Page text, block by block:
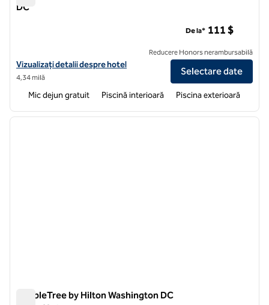
DC
Vizualizați detaliile hotelului pentru Embassy Suites by Hilton
Vizualizați detalii despre hotel
4,34 milă
De la* 111 $
Reducere Honors nerambursabilă
Selectare date
Mic dejun gratuit Piscină interioară Piscina exterioară
1 din 12
DoubleTree by Hilton Washington DC